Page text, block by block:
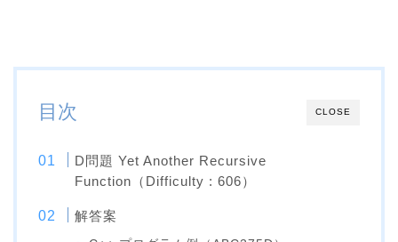
CLOSE
目次
D問題 Yet Another Recursive
Function（Difficulty : 606）
解答案